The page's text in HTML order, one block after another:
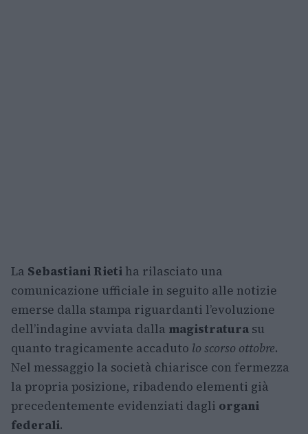
La Sebastiani Rieti ha rilasciato una
comunicazione ufficiale in seguito alle notizie
emerse dalla stampa riguardanti l’evoluzione
dell’indagine avviata dalla magistratura su
quanto tragicamente accaduto lo scorso ottobre.
Nel messaggio la società chiarisce con fermezza
la propria posizione, ribadendo elementi già
precedentemente evidenziati dagli organi
federali.